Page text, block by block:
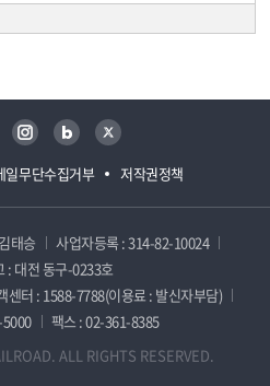
일무단수집거부 저작권정책
인스타그램 블로그 트위터
태승
사업자등록 : 314-82-10024
: 대전 동구-0233호
센터 : 1588-7788(이용료 : 발신자부담)
팩스 : 02-361-8385
ALL RIGHTS RESERVED.